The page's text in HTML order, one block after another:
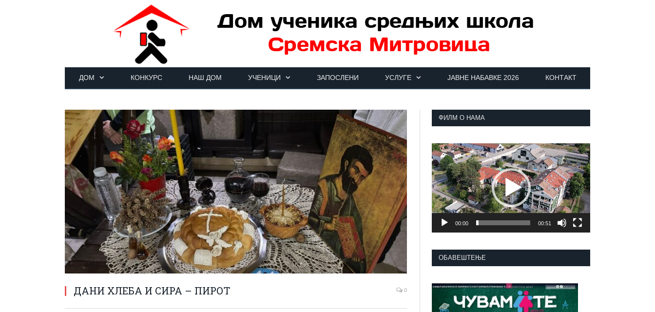
ДОМ КОНКУРС НАШ ДОМ УЧЕНИЦИ ЗАПОСЛЕНИ УСЛУГЕ ЈАВНЕ НАБАВКЕ 2026 КОНТАКТ
ДАНИ ХЛЕБА И СИРА – ПИРОТ 0
ФИЛМ О НАМА
Прегледач
видео
записа
00:00 00:51
ОБАВЕШТЕЊЕ